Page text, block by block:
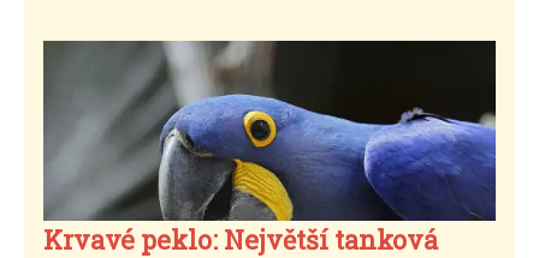
Krvavé peklo: Největší tanková